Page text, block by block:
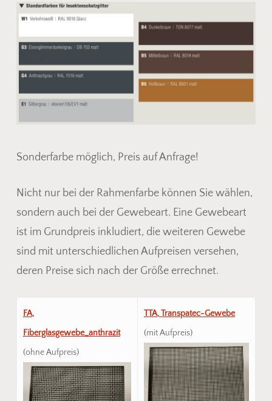
Sonderfarbe möglich, Preis auf Anfrage!
Nicht nur bei der Rahmenfarbe können Sie wählen,
sondern auch bei der Gewebeart. Eine Gewebeart
ist im Grundpreis inkludiert, die weiteren Gewebe
sind mit unterschiedlichen Aufpreisen versehen,
deren Preise sich nach der Größe errechnet.
FA,
Fiberglasgewebe_anthrazit
(ohne Aufpreis)
TTA, Transpatec-Gewebe
(mit Aufpreis)